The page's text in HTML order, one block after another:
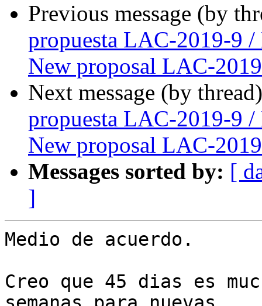
Previous message (by
propuesta LAC-2019-9
New proposal LAC-
Next message (by
propuesta LAC-2019-9
New proposal LAC-
Messages sorted by: [
]
Medio de acuerdo.
Creo que 45 dias es